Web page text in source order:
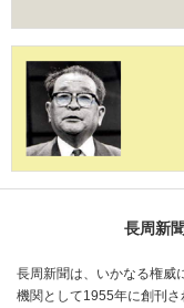
長周新
長周新聞は、いかなる権威
機関として1955年に創刊さ